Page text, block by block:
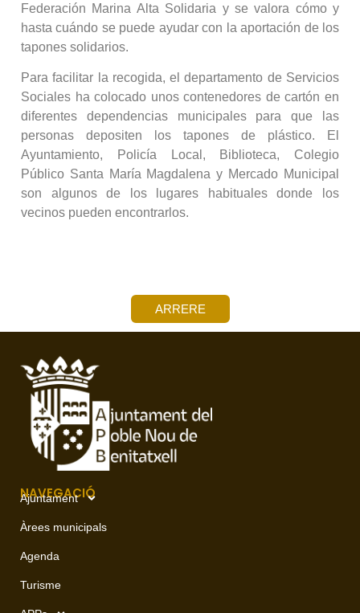
Federación Marina Alta Solidaria y se valora cómo y
hasta cuándo se puede ayudar con la aportación de los
tapones solidarios.
Para facilitar la recogida, el departamento de Servicios
Sociales ha colocado unos contenedores de cartón en
diferentes dependencias municipales para que las
personas depositen los tapones de plástico. El
Ayuntamiento, Policía Local, Biblioteca, Colegio
Público Santa María Magdalena y Mercado Municipal
son algunos de los lugares habituales donde los
vecinos pueden encontrarlos.
ARRERE
NAVEGACIÓ
Ajuntament
Àrees municipals
Agenda
Turisme